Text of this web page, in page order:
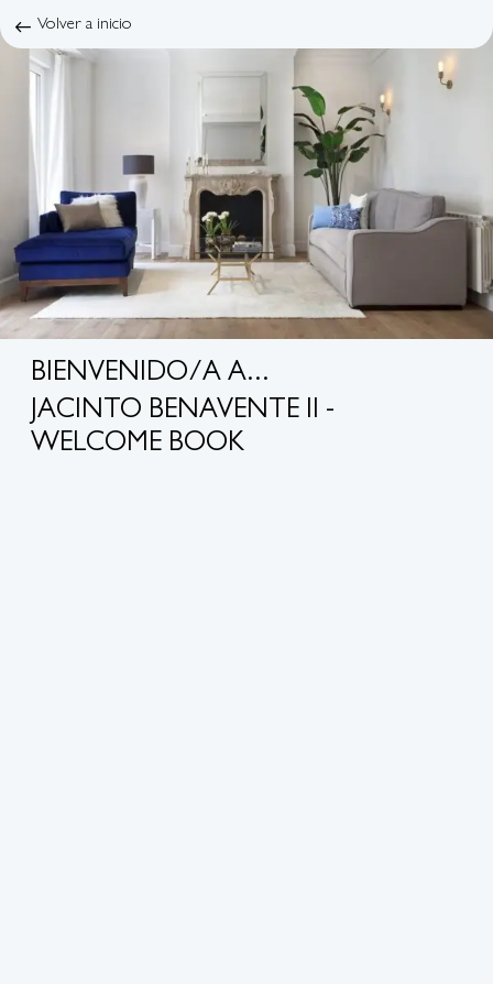
Volver a inicio
BIENVENIDO/A A...
JACINTO BENAVENTE II -
WELCOME BOOK